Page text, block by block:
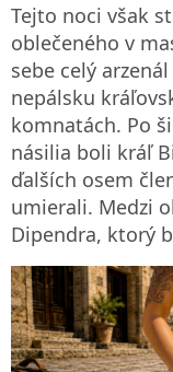
Tejto noci však
oblečeného v
sebe celý
nepálsku
komnatách. Po
násilia boli kráľ
ďalších osem
umierali. Medzi
Dipendra, ktorý